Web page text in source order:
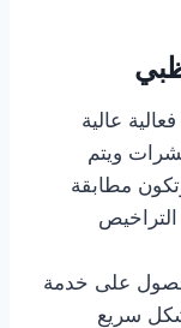
عالية
ويتم
مطابقة
على خدمة
سريع